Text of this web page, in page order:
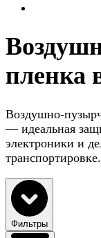
пленка
Воздушно-
— идеальная
электроники и
транспортировке.
Фильтры